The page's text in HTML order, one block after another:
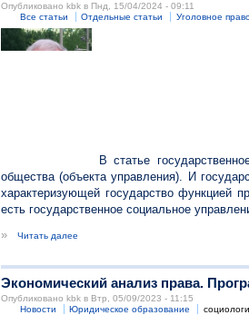
Опубликовано kbk в Пнд, 15/04/2024 - 09:11
Все статьи
Отдельные статьи Уголовное
В статье
общества (объекта управления). И
характеризующей государство функцией
есть государственное социальное
»
Читать далее
Экономический анализ права.
Опубликовано kbk в Втр, 05/09/2023 - 11:15
Новости
Юридическое образование